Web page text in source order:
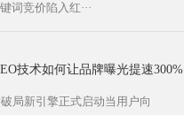
词竞价陷入红···
技术如何让品牌曝光提速300%
局新引擎正式启动当用户向